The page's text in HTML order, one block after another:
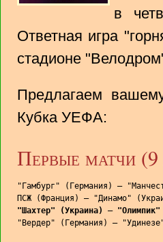
в
Ответная игра
стадионе
Предлагаем
Кубка УЕФА:
Первые матчи (9
"Гамбург" (Германия) —
"Шахтер" (Украина) —
"Вердер" (Германия) —